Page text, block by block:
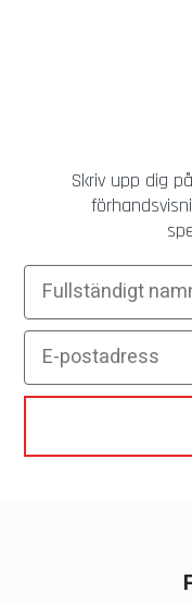
Skriv upp dig
Fullständigt namn
E-postadress